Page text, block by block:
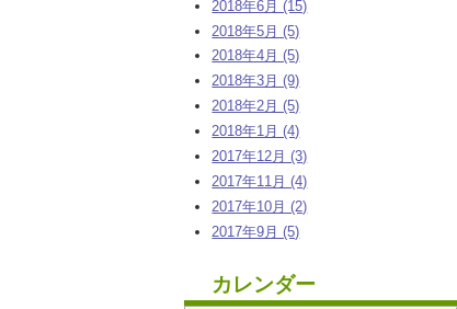
2018年6月 (15)
2018年5月 (5)
2018年4月 (5)
2018年3月 (9)
2018年2月 (5)
2018年1月 (4)
2017年12月 (3)
2017年11月 (4)
2017年10月 (2)
2017年9月 (5)
カレンダー